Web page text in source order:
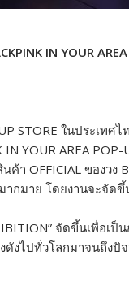
IN YOUR
STORE ในประเทศ
YOUR AREA
า OFFICIAL ของวง
กมาย โดยงานจะจั
จัดขึ้นเพื่อเ
งไปทั่วโลกมาจนถึง